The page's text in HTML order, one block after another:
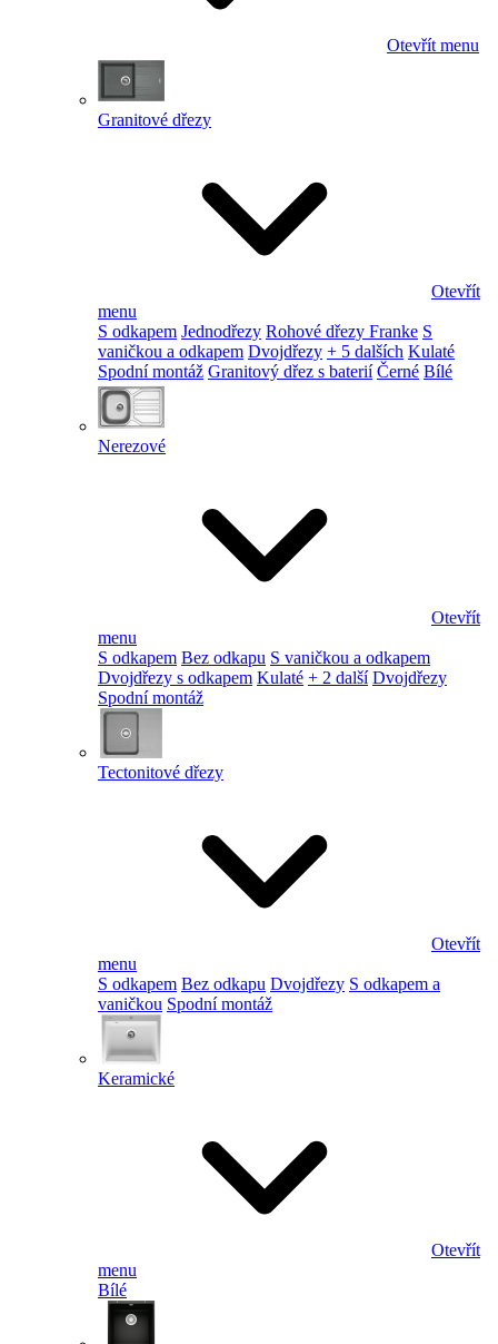
Otevřít menu
Granitové dřezy
Otevřít
menu
S odkapem Jednodřezy Rohové dřezy Franke S
vaničkou a odkapem Dvojdřezy + 5 dalších Kulaté
Spodní montáž Granitový dřez s baterií Černé Bílé
Nerezové
Otevřít
menu
S odkapem Bez odkapu S vaničkou a odkapem
Dvojdřezy s odkapem Kulaté + 2 další Dvojdřezy
Spodní montáž
Tectonitové dřezy
Otevřít
menu
S odkapem Bez odkapu Dvojdřezy S odkapem a
vaničkou Spodní montáž
Keramické
Otevřít
menu
Bílé